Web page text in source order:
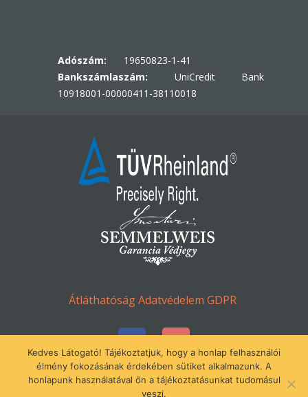
Adószám: 19650823-1-41
Bankszámlaszám: UniCredit Bank
10918001-00000411-38110018
ÁtláthatóságAdatvédelem GDPR
© Minden jog fenntartva 2016-2023.
Kedves Látogató! Tájékoztatjuk, hogy a honlap felhasználói
élmény fokozásának érdekében sütiket alkalmazunk. A
honlapunk használatával ön a tájékoztatásunkat tudomásul
veszi.